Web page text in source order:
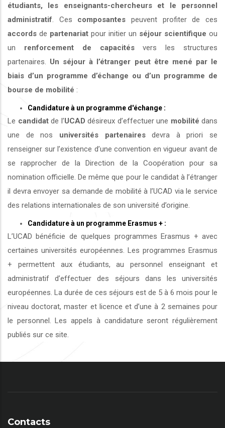
étudiants, les enseignants-chercheurs et le personnel
administratif . Ces composantes peuvent profiter de ces
accords de partenariat pour initier un séjour scientifique ou
un renforcement de capacitésvers les structures
partenaires. Un séjour à l’étranger peut être mené par le
biais d’un programme d’échange ou d’un programme de
bourse de mobilité :
Candidature à un programme d'échange :
Le candidatde l’UCAD désireux d’effectuer une mobilité dans
une de nos universités partenairesdevra à priori se
renseigner sur l’existence d’une convention en vigueur avant de
se rapprocher de la Direction de la Coopération pour sa
nomination officielle. De même que pour le candidat à l’étranger
il devra envoyer sa demande de mobilité à l’UCAD via le service
des relations internationales de son université d’origine.
Candidature à un programme Erasmus + :
L’UCAD bénéficie de quelques programmes Erasmus + avec
certaines universités européennes. Les programmes Erasmus
+ permettent aux étudiants, au personnel enseignant et
administratif d’effectuer des séjours dans les universités
européennes. La durée de ces séjours est de 5 à 6 mois pour le
niveau doctorat, master et licence et d’une à 2 semaines pour
le personnel. Les appels à candidature seront régulièrement
publiés sur ce site.
Contacts